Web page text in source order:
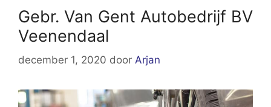
Gebr. Van Gent Autobedrijf BV
Veenendaal
december 1, 2020 door Arjan